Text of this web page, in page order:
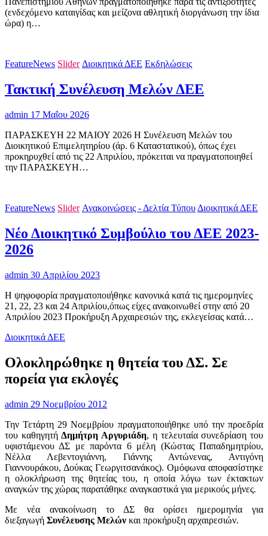
(ενδεχόμενο καταιγίδας και μείζονα αθλητική διοργάνωση την ίδια
ώρα) η…
FeatureNews Slider Διοικητικά ΔΕΕ Εκδηλώσεις
Τακτική Συνέλευση Μελών ΔΕΕ
admin 17 Μαΐου 2026
ΠΑΡΑΣΚΕΥΗ 22 ΜΑΙΟΥ 2026 Η Συνέλευση Μελών του
Διοικητικού Επιμελητηρίου (άρ. 6 Καταστατικού), όπως έχει
προκηρυχθεί από τις 22 Απριλίου, πρόκειται να πραγματοποιηθεί
την ΠΑΡΑΣΚΕΥΗ…
FeatureNews Slider Ανακοινώσεις - Δελτία Τύπου Διοικητικά ΔΕΕ
Νέο Διοικητικό Συμβούλιο του ΔΕΕ 2023-
2026
admin 30 Απριλίου 2023
Η ψηφοφορία πραγματοποιήθηκε κανονικά κατά τις ημερομηνίες
21, 22, 23 και 24 Απριλίου,όπως είχες ανακοινωθεί στην από 20
Απριλίου 2023 Προκήρυξη Αρχαιρεσιών της, εκλεγείσας κατά…
Διοικητικά ΔΕΕ
Ολοκληρώθηκε η θητεία του ΔΣ. Σε
πορεία για εκλογές
admin 29 Νοεμβρίου 2012
Την Τετάρτη 29 Νοεμβρίου πραγματοποιήθηκε υπό την προεδρία
του καθηγητήΔημήτρη Αργυριάδη, η τελευταία συνεδρίαση του
υφιστάμενου ΔΣ με παρόντα 6 μέλη (Κώστας Παπαδημητρίου,
Νέλλα Λεβεντογιάννη, Γιάννης Αντώνενας, Αντιγόνη
Γιαννουράκου, Δούκας Γεωργιτσανάκος). Ομόφωνα αποφασίστηκε
η ολοκλήρωση της θητείας του, η οποία λόγω των έκτακτων
αναγκών της χώρας παρατάθηκε αναγκαστικά για μερικούς μήνες.
Με νέα ανακοίνωση το ΔΣ θα ορίσει ημερομηνία για
διεξαγωγή Συνέλευσης Μελών και προκήρυξη αρχαιρεσιών.